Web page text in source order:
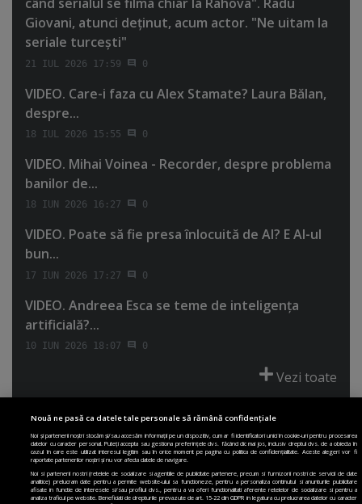
Giovani, atunci deţinut, acum actor. "Ne uitam la
seriale turceşti"
21 IUL 2026 17:59 0
VIDEO. Care-i faza cu Alex Stamate? Laura Bălan,
despre...
18 IUL 2026 15:55 0
VIDEO. Mihai Voinea - Recorder, despre problema
banilor de...
18 IUN 2026 16:27 0
VIDEO. Poate să fie presa înlocuită de AI? E AI-ul
bun...
17 IUN 2026 17:27 0
VIDEO. Andreea Esca se teme de inteligenţa
artificială?...
10 IUN 2026 18:07 0
Vezi toate
PRIMA PAGINĂ
POLITICA DE COLECTARE ACORD COOKIE
POLITICA DE CONFIDENȚIALITATE
DESPRE SITE
ECHIPA
DESPRE MINE
JOBURI CONTACT
ARHIVA
Nouă ne pasă ca datele tale personale să rămână confidențiale
Noi și partenerii noștri stocăm și/sau accesăm informații pe un dispozitiv, cum ar fi identificatori unici în cookie-uri pentru procesarea
datelor cu caracter personal. Puteți accepta sau gestiona preferințele dvs. făcând clic mai jos, inclusiv dreptul dvs. de a obiecta în
cazul în care este utilizat interesul legitim sau în orice moment pe pagina cu politica de confidențialitate. Aceste alegeri vor fi
raportate partenerilor noștri și nu vor afecta datele de navigare.
Noi si partenerii nostri (retelele de socializare si agentiile de publicitate partenere, precum si furnizorii nostri de servicii de date
analitice) prelucram date pentru a permite website-ului sa functioneze, pentru a personaliza continutul si anunturile publicitare
afisate in functie de interesele si/sau profilul dvs., pentru a va oferi functionalitati aferente retelelor de socializare si pentru a
analiza traficul pe website. Beneficiati de drepturile prevazute de art. 15-22 din GDPR in legatura cu prelucrarea datelor cu caracter